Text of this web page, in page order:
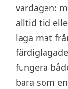
vardagen:
alltid tid
laga mat
fungera
bara som